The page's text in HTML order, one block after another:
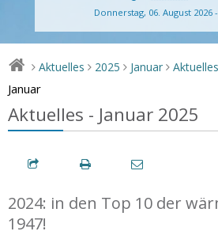
Donnerstag, 06. August 2026
> Aktuelles > 2025 > Januar > Aktuelles
Januar
Aktuelles - Januar 2025
2024: in den Top 10 der
1947!